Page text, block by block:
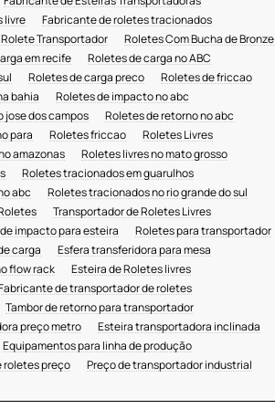
Esteira transportadora inclinada
Esteira transportadora para indústria
Equipamento de carga e descarga
Equipamentos industriais para
logística
Equipamentos para linha de produção
Onde comprar roletes industriais
Fornecedor de esteiras industriais
Fabricante de transportador de correia
Transportador de roletes preço
Preço de transportador industrial
Componentes para transportadores
Soluções em transporte de carga
livre
Fabricante de roletes tracionados
Rolete Transportador
Roletes Com Bucha de Bronze
em recife
Roletes de carga no ABC
Roletes de carga preco
Roletes de friccao
bahia
Roletes de impacto no abc
jose dos campos
Roletes de retorno no abc
para Roletes friccao
Roletes Livres
amazonas
Roletes livres no mato grosso
Roletes tracionados em guarulhos
abc
Roletes tracionados no rio grande do sul
Transportador de Roletes Livres
impacto para esteira
Roletes para transportador
carga
Esfera transferidora para mesa
flow rack
Esteira de Roletes livres
de transportador de roletes
Tambor de retorno para transportador
preço metro
Esteira transportadora inclinada
Equipamentos para linha de produção
roletes preço
Preço de transportador industrial